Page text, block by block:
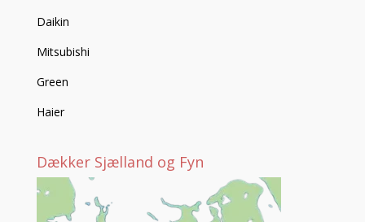
Daikin
Mitsubishi
Green
Haier
Dækker Sjælland og Fyn